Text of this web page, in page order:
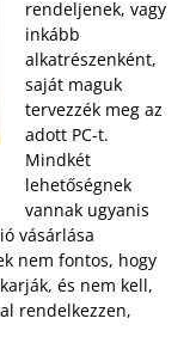
rendeljenek, vagy
inkább
alkatrészenként,
saját maguk
tervezzék meg az
adott PC-t.
Mindkét
lehetőségnek
vannak ugyanis
vásárlása
nem fontos, hogy
és nem kell,
rendelkezzen,